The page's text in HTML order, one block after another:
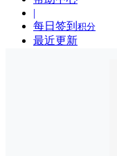
|
每日签到 积分
最近更新